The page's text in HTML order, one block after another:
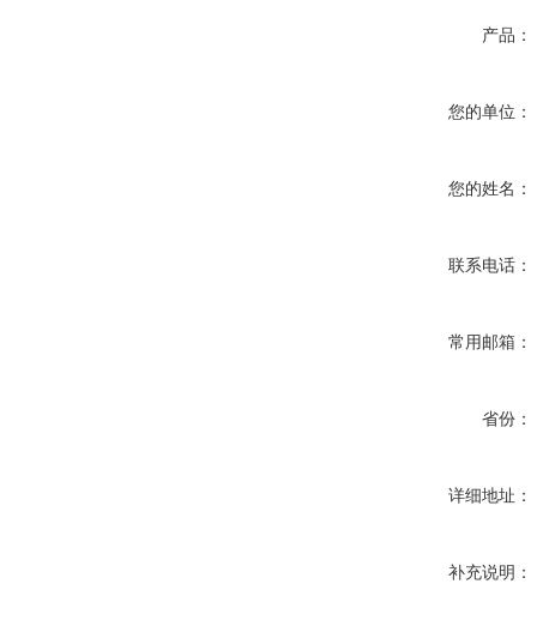
产品：
您的单位：
您的姓名：
联系电话：
常用邮箱：
省份：
详细地址：
补充说明：